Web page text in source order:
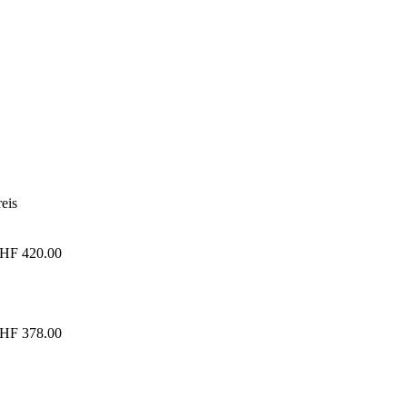
420.00
378.00